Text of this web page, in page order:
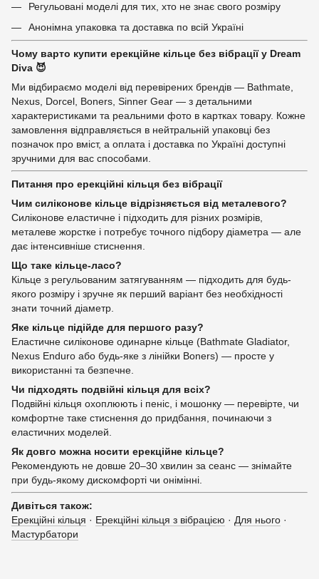
Регульовані моделі для тих, хто не знає свого розміру
Анонімна упаковка та доставка по всій Україні
Чому варто купити ерекційне кільце без вібрації у Dream
Diva 😈
Ми відбираємо моделі від перевірених брендів — Bathmate,
Nexus, Dorcel, Boners, Sinner Gear — з детальними
характеристиками та реальними фото в картках товару. Кожне
замовлення відправляється в нейтральній упаковці без
позначок про вміст, а оплата і доставка по Україні доступні
зручними для вас способами.
Питання про ерекційні кільця без вібрації
Чим силіконове кільце відрізняється від металевого?
Силіконове еластичне і підходить для різних розмірів,
металеве жорстке і потребує точного підбору діаметра — але
дає інтенсивніше стиснення.
Що таке кільце-ласо?
Кільце з регульованим затягуванням — підходить для будь-
якого розміру і зручне як перший варіант без необхідності
знати точний діаметр.
Яке кільце підійде для першого разу?
Еластичне силіконове одинарне кільце (Bathmate Gladiator,
Nexus Enduro або будь-яке з лінійки Boners) — просте у
використанні та безпечне.
Чи підходять подвійні кільця для всіх?
Подвійні кільця охоплюють і пеніс, і мошонку — перевірте, чи
комфортне таке стиснення до придбання, починаючи з
еластичних моделей.
Як довго можна носити ерекційне кільце?
Рекомендують не довше 20–30 хвилин за сеанс — знімайте
при будь-якому дискомфорті чи онімінні.
Дивіться також:
Ерекційні кільця · Ерекційні кільця з вібрацією · Для нього ·
Мастурбатори